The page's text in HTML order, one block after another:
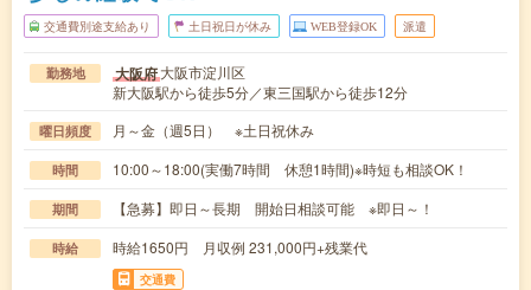
交通費別途支給あり 土日祝日が休み WEB登録OK 派遣
勤務地 大阪府大阪市淀川区
新大阪駅から徒歩5分／東三国駅から徒歩12分
曜日頻度 月～金（週5日） ※土日祝休み
時間 10:00～18:00(実働7時間 休憩1時間)※時短も相談OK！
期間 【急募】即日～長期 開始日相談可能 ※即日～！
時給 時給1650円 月収例 231,000円+残業代
交通費